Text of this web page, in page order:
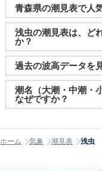
青森県の潮見表で人
青森 、八戸港、むつ
く見られております。
浅虫の潮見表は、ど
か？
2011～2027年までの
調べることができます
日の出・日の入り情報
過去の波高データを
大変申し訳ございませ
関してはご提供してお
潮名（大潮・中潮・
なぜですか？
何日まで大潮」という
のため、サイトが採用
って見える場合は、そ
ホーム 気象 潮見表 浅虫